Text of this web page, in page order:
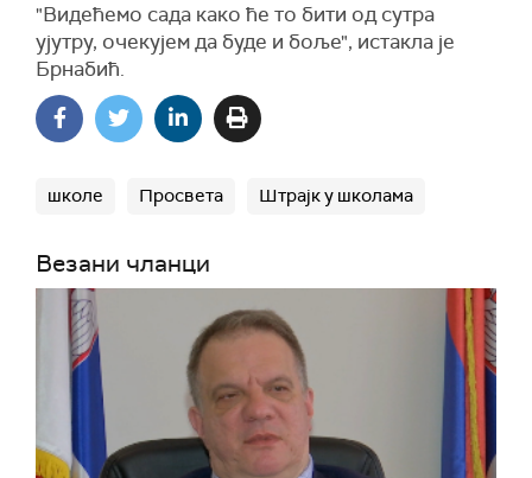
"Видећемо сада како ће то бити од сутра
ујутру, очекујем да буде и боље", истакла је
Брнабић.
школе Просвета Штрајк у школама
Везани чланци